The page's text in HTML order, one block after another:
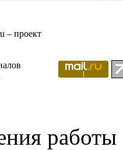
– проект
работы